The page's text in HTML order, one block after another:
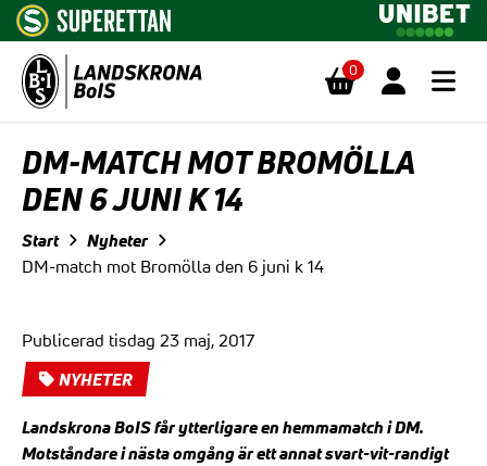
0
DM-MATCH MOT BROMÖLLA
DEN 6 JUNI K 14
Start Nyheter
DM-match mot Bromölla den 6 juni k 14
Publicerad tisdag 23 maj, 2017
NYHETER
Landskrona BoIS får ytterligare en hemmamatch i DM.
Motståndare i nästa omgång är ett annat svart-vit-randigt